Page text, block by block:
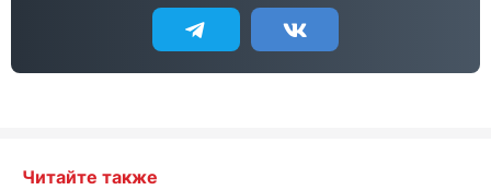
Читайте также